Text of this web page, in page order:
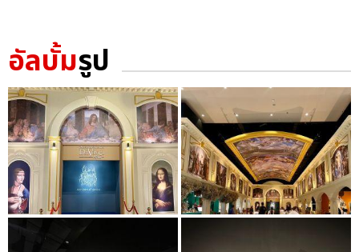
อัลบั้มรูป